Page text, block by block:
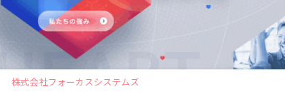
株式会社フォーカスシステムズ